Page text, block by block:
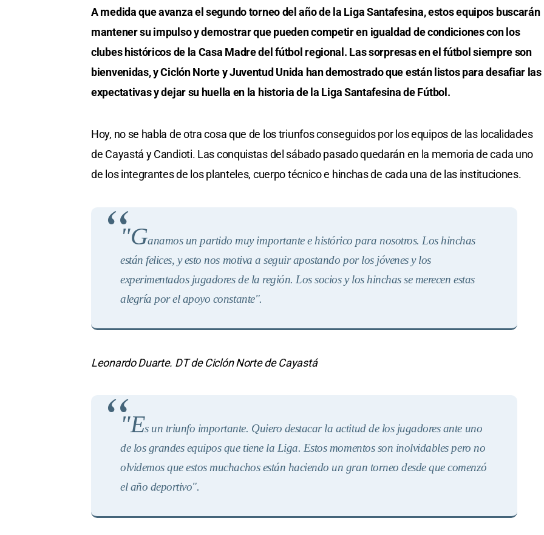
A medida que avanza el segundo torneo del año de la Liga Santafesina, estos equipos buscarán
mantener su impulso y demostrar que pueden competir en igualdad de condiciones con los
clubes históricos de la Casa Madre del fútbol regional. Las sorpresas en el fútbol siempre son
bienvenidas, y Ciclón Norte y Juventud Unida han demostrado que están listos para desafiar las
expectativas y dejar su huella en la historia de la Liga Santafesina de Fútbol.
Hoy, no se habla de otra cosa que de los triunfos conseguidos por los equipos de las localidades
de Cayastá y Candioti. Las conquistas del sábado pasado quedarán en la memoria de cada uno
de los integrantes de los planteles, cuerpo técnico e hinchas de cada una de las instituciones.
"Ganamos un partido muy importante e histórico para nosotros. Los hinchas
están felices, y esto nos motiva a seguir apostando por los jóvenes y los
experimentados jugadores de la región. Los socios y los hinchas se merecen estas
alegría por el apoyo constante".
Leonardo Duarte. DT de Ciclón Norte de Cayastá
"Es un triunfo importante. Quiero destacar la actitud de los jugadores ante uno
de los grandes equipos que tiene la Liga. Estos momentos son inolvidables pero no
olvidemos que estos muchachos están haciendo un gran torneo desde que comenzó
el año deportivo".